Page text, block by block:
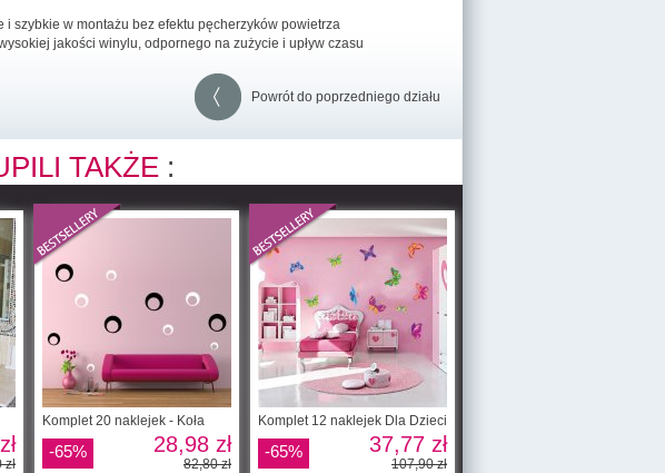
i szybkie w montażu bez efektu pęcherzyków powietrza
jakości winylu, odpornego na zużycie i upływ czasu
Powrót do poprzedniego działu
TAKŻE :
zł
Komplet 20 naklejek - Koła
-65% 28,98 zł
82,80 zł
Komplet 12 naklejek Dla Dzieci
-65% 37,77 zł
107,90 zł